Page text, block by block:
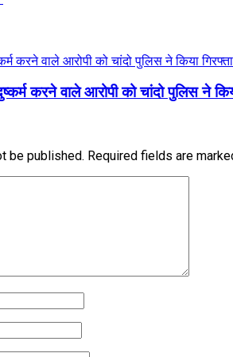
करने वाले आरोपी को चांदो पुलिस ने
be published. Required fields are